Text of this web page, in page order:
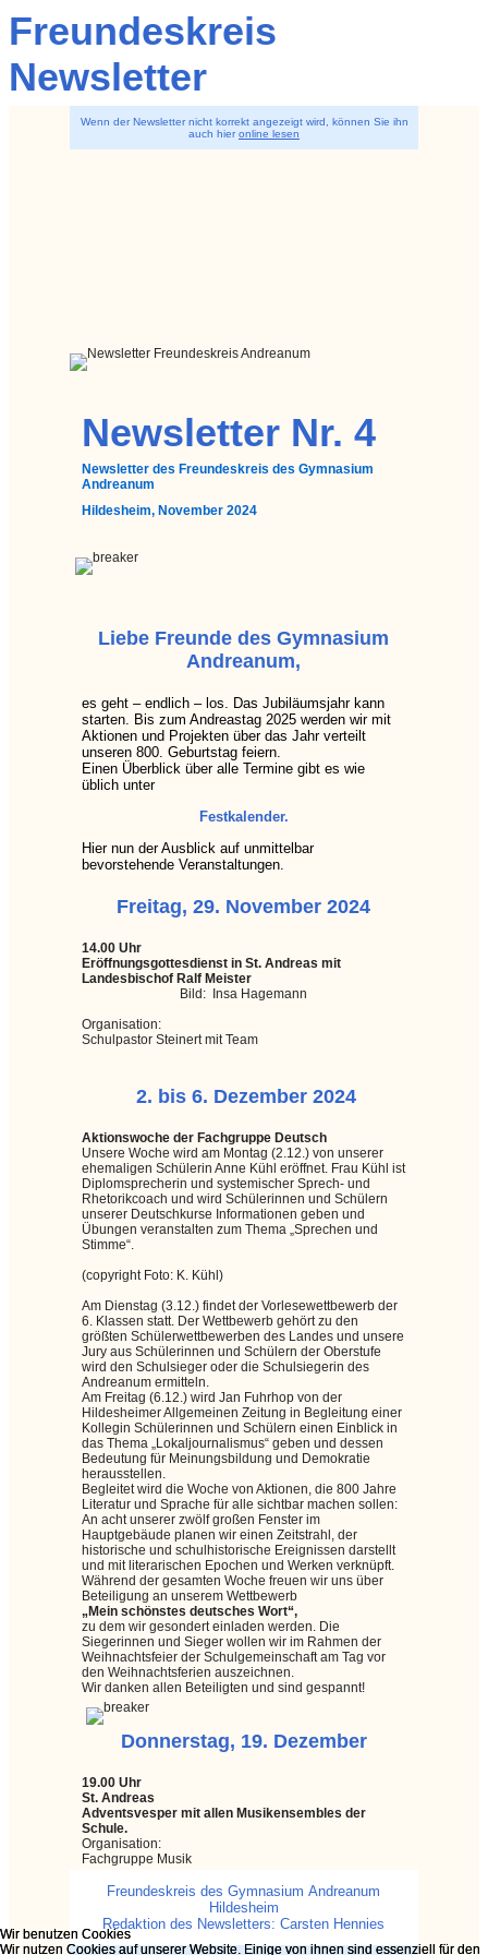
Freundeskreis
Newsletter
Wenn der Newsletter nicht korrekt angezeigt wird, können Sie ihn
auch hieronline lesen
Newsletter Nr. 4
Newsletter des Freundeskreis des Gymnasium
Andreanum
Hildesheim, November 2024
Liebe Freunde des Gymnasium
Andreanum,
es geht – endlich – los. Das Jubiläumsjahr kann
starten. Bis zum Andreastag 2025 werden wir mit
Aktionen und Projekten über das Jahr verteilt
unseren 800. Geburtstag feiern.
Einen Überblick über alle Termine gibt es wie
üblich unter
Festkalender.
Hier nun der Ausblick auf unmittelbar
bevorstehende Veranstaltungen.
Freitag, 29. November 2024
14.00 Uhr
Eröffnungsgottesdienst in St. Andreas mit
Landesbischof Ralf Meister
Bild: Insa Hagemann
Organisation:
Schulpastor Steinert mit Team
2. bis 6. Dezember 2024
Aktionswoche der Fachgruppe Deutsch
Unsere Woche wird am Montag (2.12.) von unserer
ehemaligen Schülerin Anne Kühl eröffnet. Frau Kühl ist
Diplomsprecherin und systemischer Sprech- und
Rhetorikcoach und wird Schülerinnen und Schülern
unserer Deutschkurse Informationen geben und
Übungen veranstalten zum Thema „Sprechen und
Stimme“.
(copyright Foto: K. Kühl)
Am Dienstag (3.12.) findet der Vorlesewettbewerb der
6. Klassen statt. Der Wettbewerb gehört zu den
größten Schülerwettbewerben des Landes und unsere
Jury aus Schülerinnen und Schülern der Oberstufe
wird den Schulsieger oder die Schulsiegerin des
Andreanum ermitteln.
Am Freitag (6.12.) wird Jan Fuhrhop von der
Hildesheimer Allgemeinen Zeitung in Begleitung einer
Kollegin Schülerinnen und Schülern einen Einblick in
das Thema „Lokaljournalismus“ geben und dessen
Bedeutung für Meinungsbildung und Demokratie
herausstellen.
Begleitet wird die Woche von Aktionen, die 800 Jahre
Literatur und Sprache für alle sichtbar machen sollen:
An acht unserer zwölf großen Fenster im
Hauptgebäude planen wir einen Zeitstrahl, der
historische und schulhistorische Ereignissen darstellt
und mit literarischen Epochen und Werken verknüpft.
Während der gesamten Woche freuen wir uns über
Beteiligung an unserem Wettbewerb
„Mein schönstes deutsches Wort“,
zu dem wir gesondert einladen werden. Die
Siegerinnen und Sieger wollen wir im Rahmen der
Weihnachtsfeier der Schulgemeinschaft am Tag vor
den Weihnachtsferien auszeichnen.
Wir danken allen Beteiligten und sind gespannt!
Donnerstag, 19. Dezember
19.00 Uhr
St. Andreas
Adventsvesper mit allen Musikensembles der
Schule.
Organisation:
Fachgruppe Musik
Freundeskreis des Gymnasium Andreanum
Hildesheim
Redaktion des Newsletters: Carsten Hennies
Wir benutzen Cookies
Wir nutzen Cookies auf unserer Website. Einige von ihnen sind essenziell für den
Wir benutzen Cookies
Wir nutzen Cookies auf unserer Website. Einige von ihnen sind essenziell für den